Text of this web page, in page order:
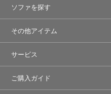
ソファを探す
その他アイテム
サービス
ご購入ガイド